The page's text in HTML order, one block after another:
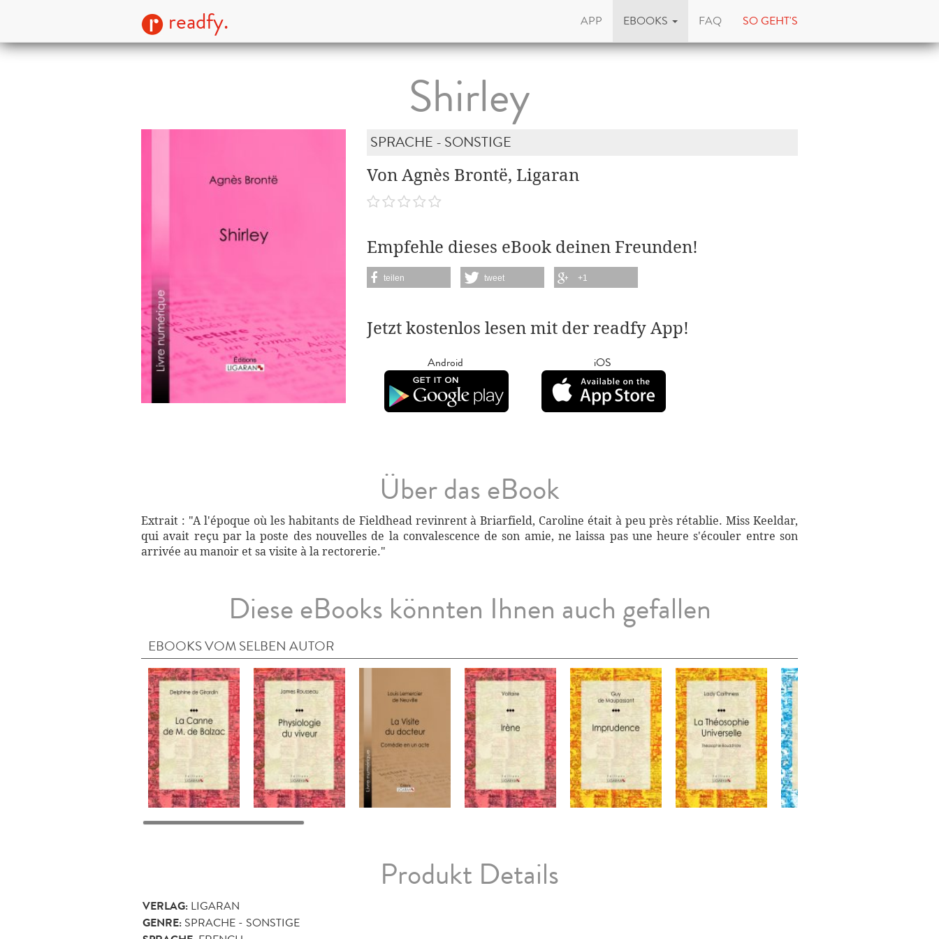
readfy. APP EBOOKS FAQ SO GEHT'S
Shirley
SPRACHE - SONSTIGE
Von Agnès Brontë, Ligaran
Empfehle dieses eBook deinen Freunden!
teilen tweet +1
Jetzt kostenlos lesen mit der readfy App!
Android iOS
Über das eBook
Extrait : "A l'époque où les habitants de Fieldhead revinrent à Briarfield, Caroline était à peu près rétablie. Miss Keeldar,
qui avait reçu par la poste des nouvelles de la convalescence de son amie, ne laissa pas une heure s'écouler entre son
arrivée au manoir et sa visite à la rectorerie."
Diese eBooks könnten Ihnen auch gefallen
EBOOKS VOM SELBEN AUTOR
Produkt Details
VERLAG: LIGARAN
GENRE: SPRACHE - SONSTIGE